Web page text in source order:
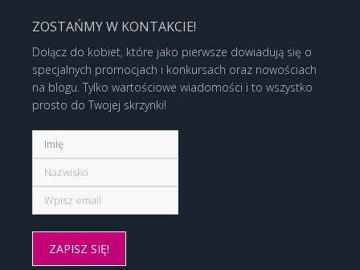
ZOSTAŃMY W KONTAKCIE!
Dołącz do kobiet, które jako pierwsze dowiadują się o
specjalnych promocjach i konkursach oraz nowościach
na blogu. Tylko wartościowe wiadomości i to wszystko
prosto do Twojej skrzynki!